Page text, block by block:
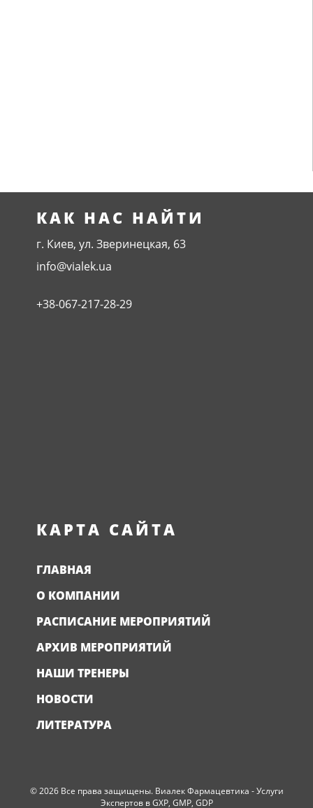
КАК НАС НАЙТИ
г. Киев, ул. Зверинецкая, 63
info@vialek.ua
+38-067-217-28-29
КАРТА САЙТА
ГЛАВНАЯ
О КОМПАНИИ
РАСПИСАНИЕ МЕРОПРИЯТИЙ
АРХИВ МЕРОПРИЯТИЙ
НАШИ ТРЕНЕРЫ
НОВОСТИ
ЛИТЕРАТУРА
© 2026 Все права защищены. Виалек Фармацевтика - Услуги
Экспертов в GXP, GMP, GDP